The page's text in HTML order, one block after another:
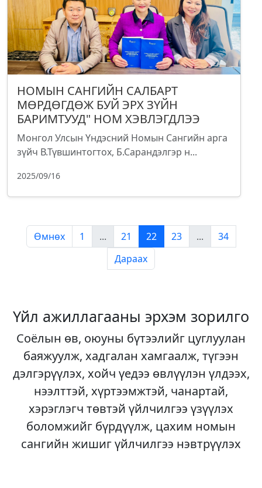
НОМЫН САНГИЙН САЛБАРТ
МӨРДӨГДӨЖ БУЙ ЭРХ ЗҮЙН
БАРИМТУУД" НОМ ХЭВЛЭГДЛЭЭ
Монгол Улсын Үндэсний Номын Сангийн арга
зүйч В.Түвшинтогтох, Б.Сарандэлгэр н...
2025/09/16
Өмнөх 1 ... 21 22 23 ...
34
Дараах
Үйл ажиллагааны эрхэм зорилго
Соёлын өв, оюуны бүтээлийг цуглуулан
баяжуулж, хадгалан хамгаалж, түгээн
дэлгэрүүлэх, хойч үедээ өвлүүлэн үлдээх,
нээлттэй, хүртээмжтэй, чанартай,
хэрэглэгч төвтэй үйлчилгээ үзүүлэх
боломжийг бүрдүүлж, цахим номын
сангийн жишиг үйлчилгээ нэвтрүүлэх